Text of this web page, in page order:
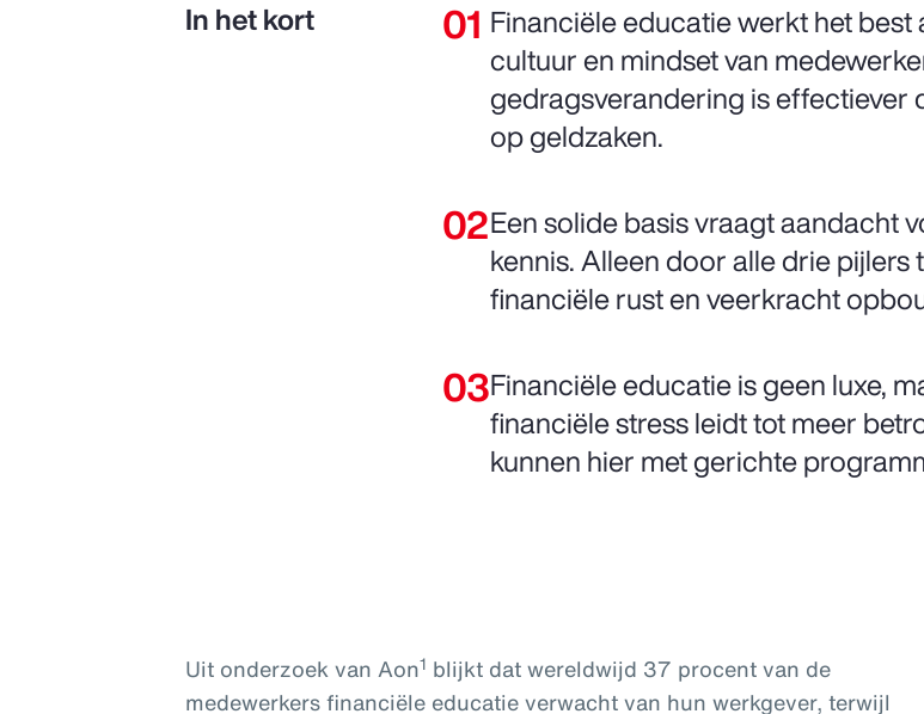
In het kort
Financiële educatie werkt het best
cultuur en mindset van
gedragsverandering is effectiever
op geldzaken.
Een solide basis vraagt aandacht
kennis. Alleen door alle drie
financiële rust en veerkracht
Financiële educatie is geen luxe,
financiële stress leidt tot meer
kunnen hier met gerichte
Uit onderzoek van Aon1 blijkt dat wereldwijd 37 procent van de
medewerkers financiële educatie verwacht van hun werkgever, terwijl